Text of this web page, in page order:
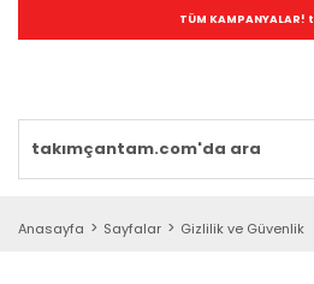
TÜM KAMPANYALAR!
Anasayfa Sayfalar Gizlilik ve Güvenlik